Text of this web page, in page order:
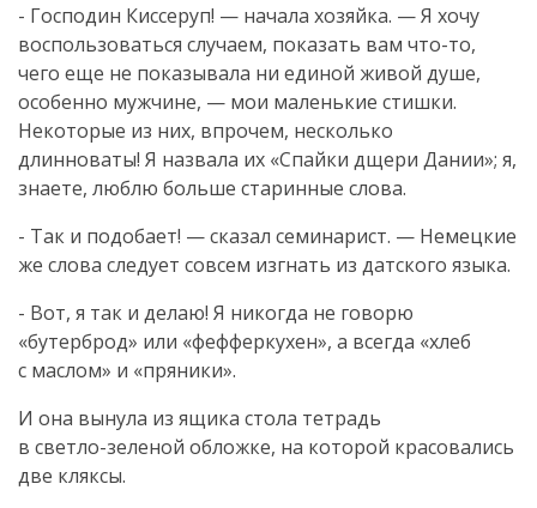
- Господин Киссеруп! — начала хозяйка. — Я хочу
воспользоваться случаем, показать вам что-то,
чего еще не показывала ни единой живой душе,
особенно мужчине, — мои маленькие стишки.
Некоторые из них, впрочем, несколько
длинноваты! Я назвала их «Спайки дщери Дании»; я,
знаете, люблю больше старинные слова.
- Так и подобает! — сказал семинарист. — Немецкие
же слова следует совсем изгнать из датского языка.
- Вот, я так и делаю! Я никогда не говорю
«бутерброд» или «фефферкухен», а всегда «хлеб
с маслом» и «пряники».
И она вынула из ящика стола тетрадь
в светло-зеленой обложке, на которой красовались
две кляксы.